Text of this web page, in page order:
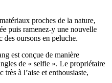
proches de la nature,
puis ramenez-y une nouvelle
des oursons en peluche.
est conçue de manière
de « selfie ». Le propriétaire
à l’aise et enthousiaste,